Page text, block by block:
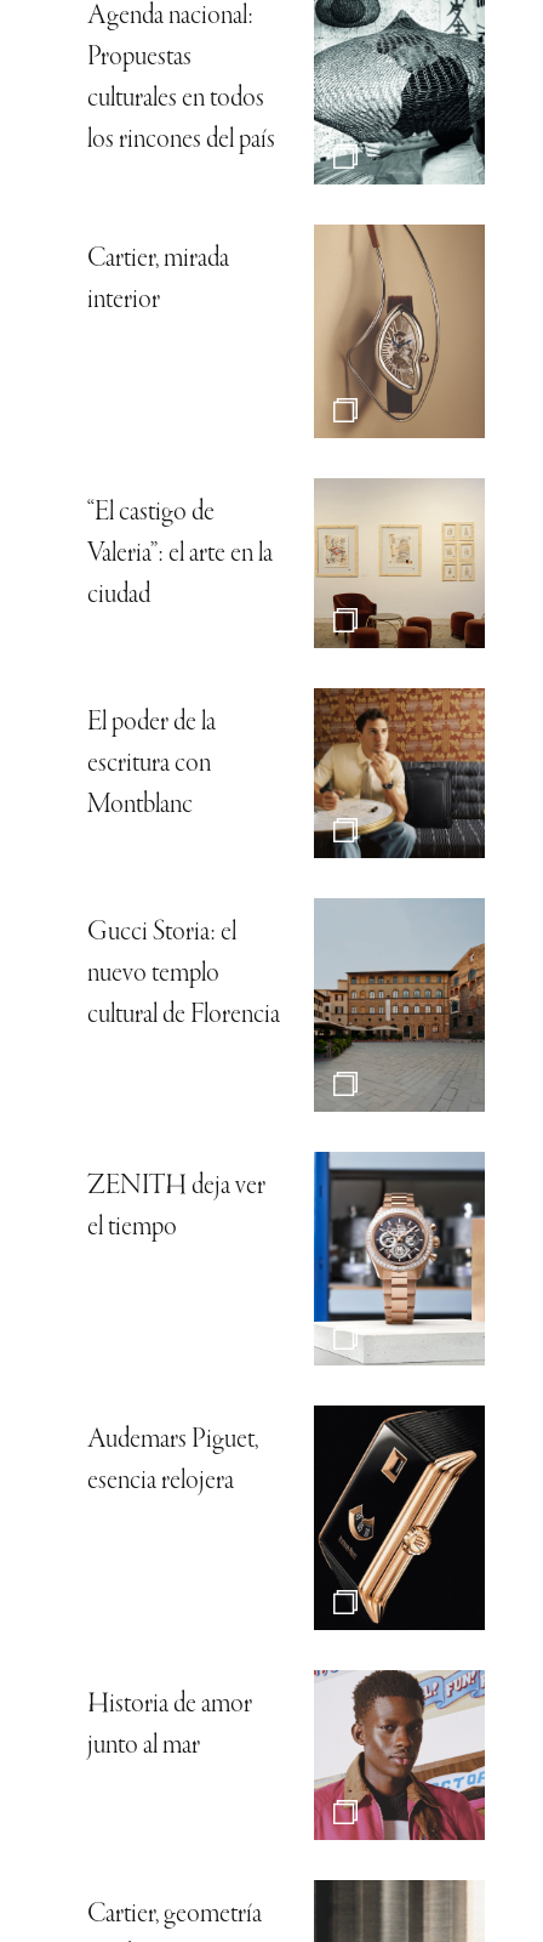
Agenda nacional:
Propuestas
culturales en todos
los rincones del país
Cartier, mirada
interior
“El castigo de
Valeria”: el arte en la
ciudad
El poder de la
escritura con
Montblanc
Gucci Storia: el
nuevo templo
cultural de Florencia
ZENITH deja ver
el tiempo
Audemars Piguet,
esencia relojera
Historia de amor
junto al mar
Cartier, geometría